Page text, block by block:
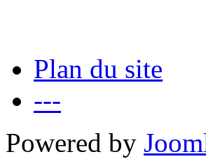
Plan du site
---
Powered by